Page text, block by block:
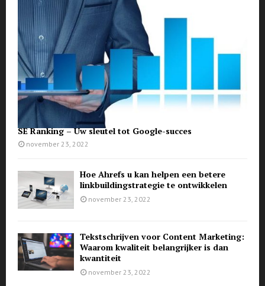
SE Ranking – Uw sleutel tot Google-succes
november 23, 2022
Hoe Ahrefs u kan helpen een betere
linkbuildingstrategie te ontwikkelen
november 23, 2022
Tekstschrijven voor Content Marketing:
Waarom kwaliteit belangrijker is dan
kwantiteit
november 23, 2022